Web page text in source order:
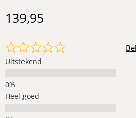
139,95
Uitstekend
Heel goed